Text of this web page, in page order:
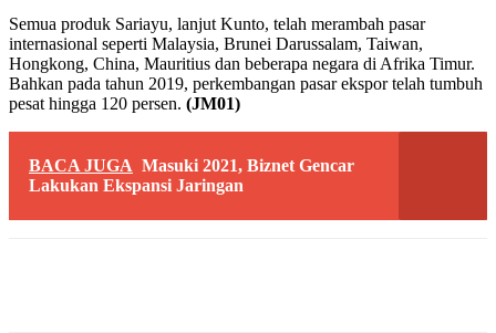
Semua produk Sariayu, lanjut Kunto, telah merambah pasar
internasional seperti Malaysia, Brunei Darussalam, Taiwan,
Hongkong, China, Mauritius dan beberapa negara di Afrika Timur.
Bahkan pada tahun 2019, perkembangan pasar ekspor telah tumbuh
pesat hingga 120 persen. (JM01)
BACA JUGA Masuki 2021, Biznet Gencar
Lakukan Ekspansi Jaringan